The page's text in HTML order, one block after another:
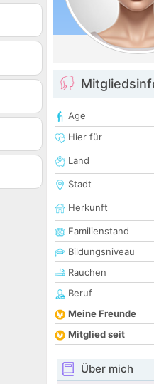
Age
Hier für
Land
Stadt
Herkunft
Familienstand
Bildungsniveau
Rauchen
Beruf
Meine Freunde
Mitglied seit
Über mich